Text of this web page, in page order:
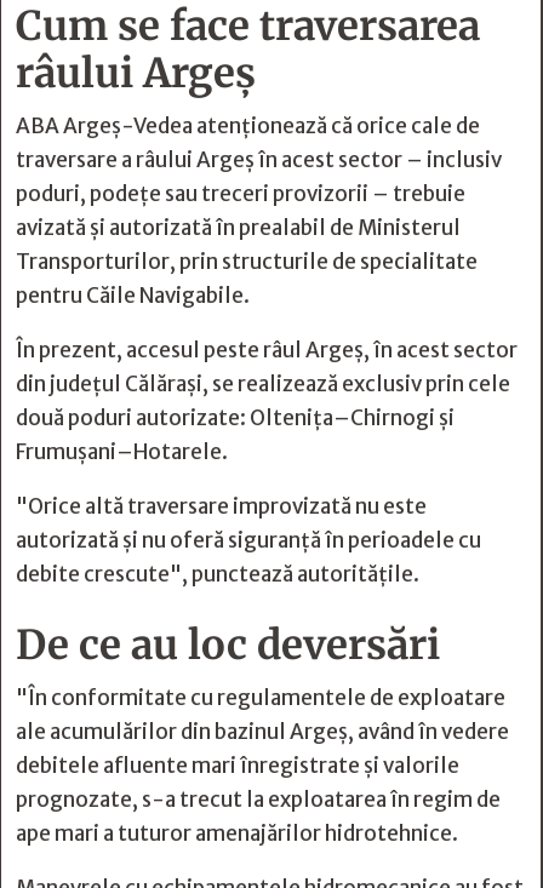
Cum se face traversarea
râului Argeș
ABA Argeș-Vedea atenționează că orice cale de
traversare a râului Argeș în acest sector – inclusiv
poduri, podețe sau treceri provizorii – trebuie
avizată și autorizată în prealabil de Ministerul
Transporturilor, prin structurile de specialitate
pentru Căile Navigabile.
În prezent, accesul peste râul Argeș, în acest sector
din județul Călărași, se realizează exclusiv prin cele
două poduri autorizate: Oltenița–Chirnogi și
Frumușani–Hotarele.
"Orice altă traversare improvizată nu este
autorizată și nu oferă siguranță în perioadele cu
debite crescute", punctează autoritățile.
De ce au loc deversări
"În conformitate cu regulamentele de exploatare
ale acumulărilor din bazinul Argeș, având în vedere
debitele afluente mari înregistrate și valorile
prognozate, s-a trecut la exploatarea în regim de
ape mari a tuturor amenajărilor hidrotehnice.